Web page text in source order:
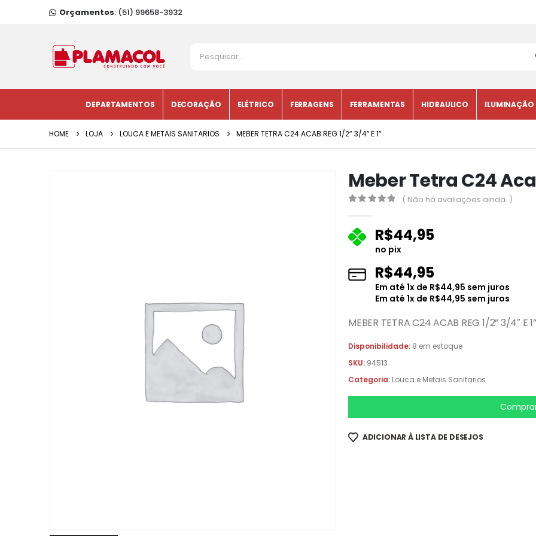
Orçamentos: (51) 99658-3932
DEPARTAMENTOS DECORAÇÃO ELÉTRICO FERRAGENS FERRAMENTAS HIDRAULICO ILUMINAÇÃO
HOME LOJA LOUCA E METAIS SANITARIOS MEBER TETRA C24 ACAB REG 1/2” 3/4″ E 1”
Meber Tetra C24
( Não há avaliações ainda. )
R$44,95
no pix
R$44,95
Em até 1x de R$44,95 sem juros
Em até 1x de R$44,95 sem juros
MEBER TETRA C24 ACAB REG 1/2” 3/4″ E 1”
Disponibilidade: 8 em estoque
SKU: 94513
Categoria: Louca e Metais Sanitarios
ADICIONAR À LISTA DE DESEJOS